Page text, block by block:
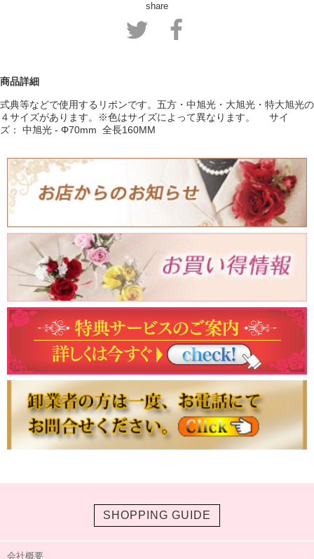
share
商品詳細
式典等などで使用するリボンです。五方・中旭光・大旭光・特大旭光の
４サイズがあります。※色はサイズによって異なります。 サイ
ズ： 中旭光 - Φ70mm 全長160MM
SHOPPING GUIDE
会社概要